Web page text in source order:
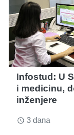
Infostud: U
i medicinu,
inženjere
access_time 3 dana